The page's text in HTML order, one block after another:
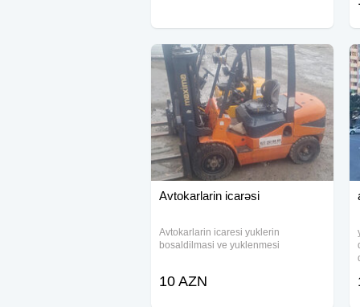
Avtokarlarin icarəsi
Avtokarlarin icaresi yuklerin
bosaldilmasi ve yuklenmesi
10 AZN